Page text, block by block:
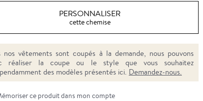
PERSONNALISER
cette chemise
nos vêtements sont coupés à la demande, nous pouvons
réaliser la coupe ou le style que vous souhaitez
des modèles présentés ici. Demandez-nous.
ce produit dans mon compte